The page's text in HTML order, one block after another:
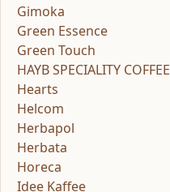
Gimoka
Green Essence
Green Touch
HAYB SPECIALITY COFFEE
Hearts
Helcom
Herbapol
Herbata
Horeca
Idee Kaffee